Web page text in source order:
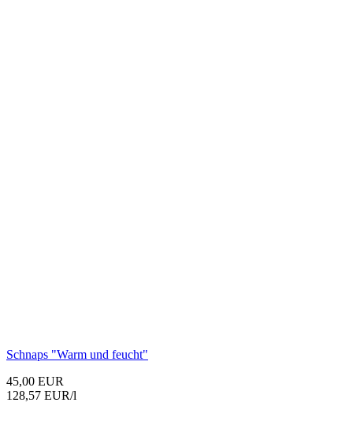
Schnaps "Warm und feucht"
45,00 EUR
128,57 EUR/l